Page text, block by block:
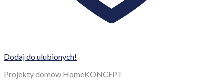
Dodaj do ulubionych!
Projekty domów HomeKONCEPT